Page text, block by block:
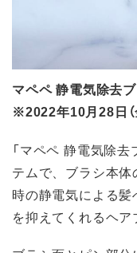
マペペ 静電気除去
※2022年10月28日（
「マペペ 静電気除
テムで、ブラシ本
時の静電気による
を抑えてくれるヘア